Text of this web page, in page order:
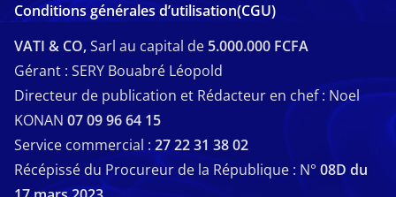
Conditions générales d’utilisation(CGU)
VATI & CO,Sarl au capital de 5.000.000 FCFA
Gérant : SERY Bouabré Léopold
Directeur de publication et Rédacteur en chef : Noel
KONAN 07 09 96 64 15
Service commercial : 27 22 31 38 02
Récépissé du Procureur de la République : N° 08D du